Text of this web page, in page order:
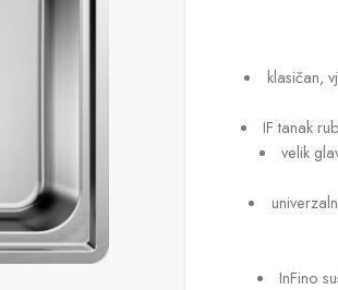
klasičan,
IF tanak
velik
InFino